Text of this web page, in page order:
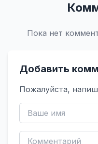
Пока нет
Добавить
Пожалуйста,